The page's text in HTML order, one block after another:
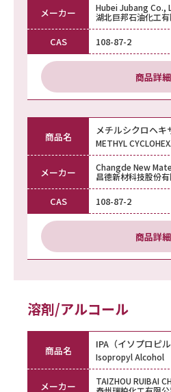
メーカー
Hubei Jubang Co.,
湖北巨邦石油化工
CAS 108-87-2
商品詳細
商品名 メチルシクロヘキ
METHYL
メーカー
Changde New
昌德新材科技股份
CAS 108-87-2
商品詳細
溶剤/アルコール
商品名 IPA（イソプロピ
Isopropyl Alcohol
メーカー
TAIZHOU RUIBAI